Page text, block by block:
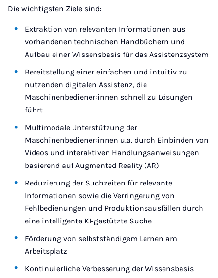
Die wichtigsten Ziele sind:
Extraktion von relevanten Informationen aus
vorhandenen technischen Handbüchern und
Aufbau einer Wissensbasis für das Assistenzsystem
Bereitstellung einer einfachen und intuitiv zu
nutzenden digitalen Assistenz, die
Maschinenbediener:innen schnell zu Lösungen
führt
Multimodale Unterstützung der
Maschinenbediener:innen u.a. durch Einbinden von
Videos und interaktiven Handlungsanweisungen
basierend auf Augmented Reality (AR)
Reduzierung der Suchzeiten für relevante
Informationen sowie die Verringerung von
Fehlbedienungen und Produktionsausfällen durch
eine intelligente KI-gestützte Suche
Förderung von selbstständigem Lernen am
Arbeitsplatz
Kontinuierliche Verbesserung der Wissensbasis